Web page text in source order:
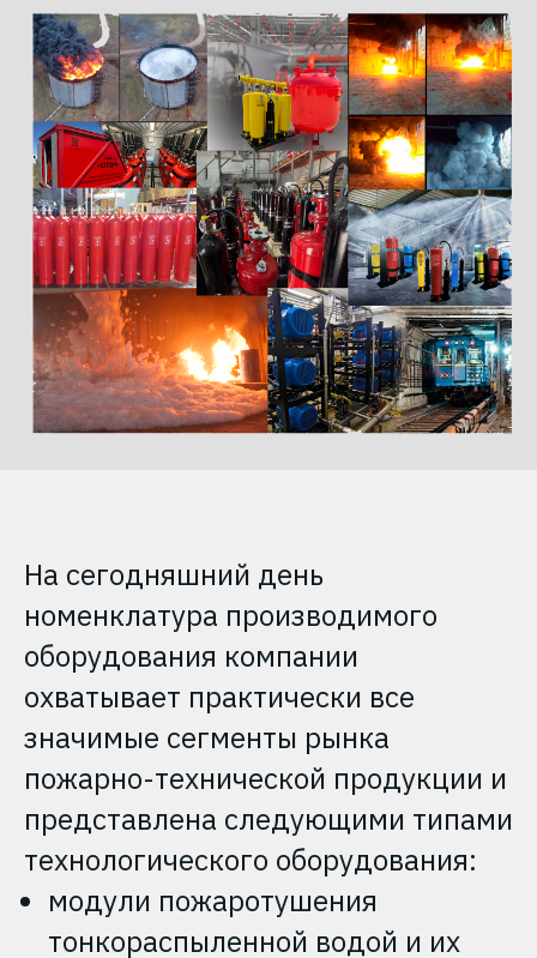
На сегодняшний день
номенклатура производимого
оборудования компании
охватывает практически все
значимые сегменты рынка
пожарно-технической продукции и
представлена следующими типами
технологического оборудования:
модули пожаротушения
тонкораспыленной водой и их